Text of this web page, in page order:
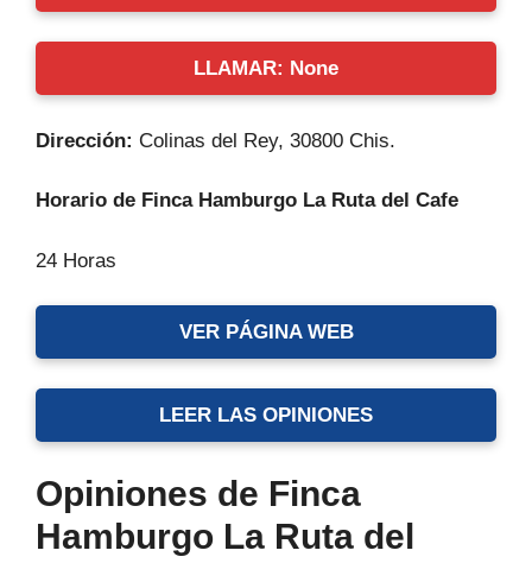
LLAMAR: None
Dirección: Colinas del Rey, 30800 Chis.
Horario de Finca Hamburgo La Ruta del Cafe
24 Horas
VER PÁGINA WEB
LEER LAS OPINIONES
Opiniones de Finca
Hamburgo La Ruta del